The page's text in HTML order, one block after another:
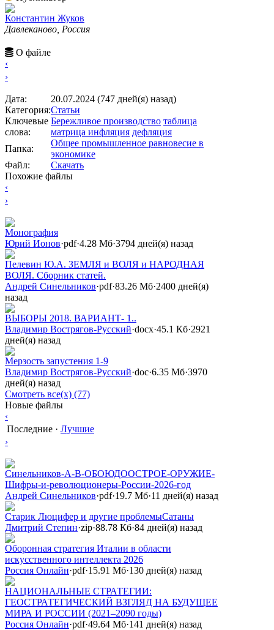
Константин Жуков
Давлеканово, Россия
О файле
‹
›
Дата:
20.07.2024 (747 дней(я) назад)
Категория:Статьи
Ключевые
слова:
Бережливое производство таблица
матрица инфляция дефляция
Папка:
Общее промышленное равновесие в
экономике
Файл:
Скачать
Похожие файлы
‹
›
Монография
Юрий Ионов·pdf·4.28 Мб·3794 дней(я) назад
Пелевин Ю.А. ЗЕМЛЯ и ВОЛЯ и НАРОДНАЯ
ВОЛЯ. Сборник статей.
Андрей Синельников·pdf·83.26 Мб·2400 дней(я)
назад
ВЫБОРЫ 2018. ВАРИАНТ- 1..
Владимир Вострягов-Русский·docx·45.1 Кб·2921
дней(я) назад
Мерзость запустения 1-9
Владимир Вострягов-Русский·doc·6.35 Мб·3970
дней(я) назад
Смотреть все(х) (77)
Новые файлы
‹
Последние · Лучшие
›
Синельников-А-В-ОБОЮДООСТРОЕ-ОРУЖИЕ-
Шифры-и-революционеры-России-2026-год
Андрей Синельников·pdf·19.7 Мб·11 дней(я) назад
Старик Люцифер и другие проблемыСатаны
Дмитрий Степин·zip·88.78 Кб·84 дней(я) назад
Оборонная стратегия Италии в области
искусственного интеллекта 2026
Россия Онлайн·pdf·15.91 Мб·130 дней(я) назад
НАЦИОНАЛЬНЫЕ СТРАТЕГИИ:
ГЕОСТРАТЕГИЧЕСКИЙ ВЗГЛЯД НА БУДУЩЕЕ
МИРА И РОССИИ (2021–2090 годы)
Россия Онлайн·pdf·49.64 Мб·141 дней(я) назад